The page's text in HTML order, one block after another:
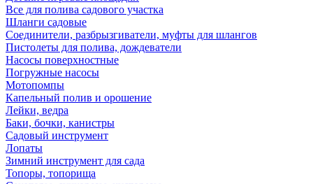
Все для полива садового участка
Шланги садовые
Соединители, разбрызгиватели, муфты для шлангов
Пистолеты для полива, дождеватели
Насосы поверхностные
Погружные насосы
Мотопомпы
Капельный полив и орошение
Лейки, ведра
Баки, бочки, канистры
Садовый инструмент
Лопаты
Зимний инструмент для сада
Топоры, топорища